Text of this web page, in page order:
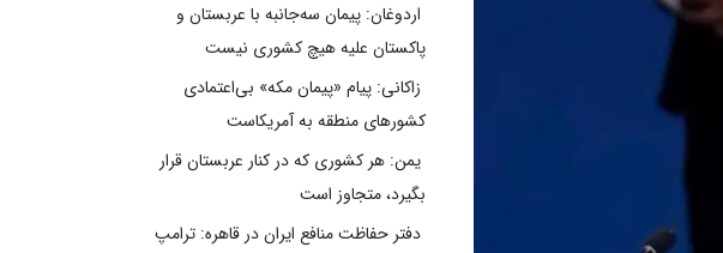
اردوغان: پیمان سه‌جانبه با عربستان و
پاکستان علیه هیچ کشوری نیست
زاکانی: پیام «پیمان مکه» بی‌اعتمادی
کشورهای منطقه به آمریکاست
یمن: هر کشوری که در کنار عربستان قرار
بگیرد، متجاوز است
دفتر حفاظت منافع ایران در قاهره: ترامپ